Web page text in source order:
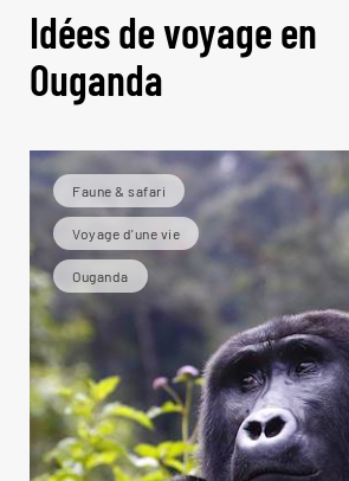
Idées de voyage en
Ouganda
Faune & safari
Voyage d'une vie
Ouganda